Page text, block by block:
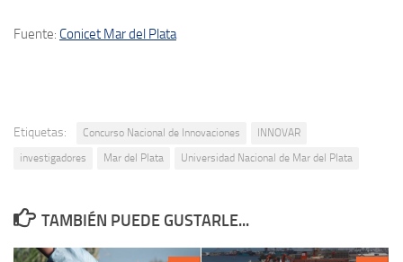
Fuente: Conicet Mar del Plata
Etiquetas: Concurso Nacional de Innovaciones
INNOVAR
investigadores
Mar del Plata Universidad Nacional de Mar del Plata
TAMBIÉN PUEDE GUSTARLE...